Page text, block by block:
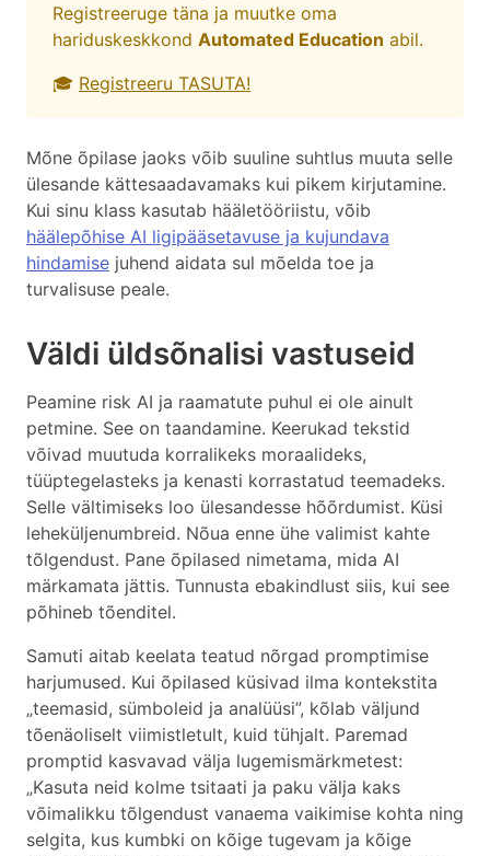
Registreeruge täna ja muutke oma
hariduskeskkond Automated Education abil.
🎓 Registreeru TASUTA!
Mõne õpilase jaoks võib suuline suhtlus muuta selle
ülesande kättesaadavamaks kui pikem kirjutamine.
Kui sinu klass kasutab hääletööriistu, võib
häälepõhise AI ligipääsetavuse ja kujundava
hindamise juhend aidata sul mõelda toe ja
turvalisuse peale.
Väldi üldsõnalisi vastuseid
Peamine risk AI ja raamatute puhul ei ole ainult
petmine. See on taandamine. Keerukad tekstid
võivad muutuda korralikeks moraalideks,
tüüptegelasteks ja kenasti korrastatud teemadeks.
Selle vältimiseks loo ülesandesse hõõrdumist. Küsi
leheküljenumbreid. Nõua enne ühe valimist kahte
tõlgendust. Pane õpilased nimetama, mida AI
märkamata jättis. Tunnusta ebakindlust siis, kui see
põhineb tõenditel.
Samuti aitab keelata teatud nõrgad promptimise
harjumused. Kui õpilased küsivad ilma kontekstita
„teemasid, sümboleid ja analüüsi”, kõlab väljund
tõenäoliselt viimistletult, kuid tühjalt. Paremad
promptid kasvavad välja lugemismärkmetest:
„Kasuta neid kolme tsitaati ja paku välja kaks
võimalikku tõlgendust vanaema vaikimise kohta ning
selgita, kus kumbki on kõige tugevam ja kõige